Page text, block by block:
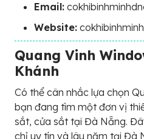
Email:
Website:
Quang Vinh
Khánh
Có thể cân nhắc lựa chọn
bạn đang tìm một đơn vị
sắt, cửa sắt tại Đà Nẵng.
chỉ uy tín và lâu năm tại Đà